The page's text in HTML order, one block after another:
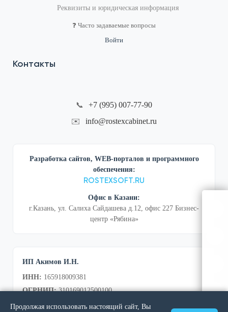
Реквизиты и юридическая информация
❓ Часто задаваемые вопросы
Войти
Контакты
📞 +7 (995) 007-77-90
✉️ info@rostexcabinet.ru
Разработка сайтов, WEB-порталов и программного
обеспечения:
ROSTEXSOFT.RU
Офис в Казани:
г.Казань, ул. Салиха Сайдашева д.12, офис 227 Бизнес-
центр «Рябина»
ИП Акимов И.Н.
ИНН: 165918009381
ОГРНИП:310169012500100
Продолжая использовать настоящий сайт, Вы